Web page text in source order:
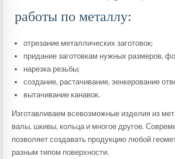
работы по металлу:
отрезание металлических заготовок;
придание заготовкам нужных размеров,
нарезка резьбы;
создание, растачивание, зенкерование
вытачивание канавок.
Изготавливаем всевозможные изделия из
валы, шкивы, кольца и многое другое.
позволяет создавать продукцию любой
разным типом поверхности.